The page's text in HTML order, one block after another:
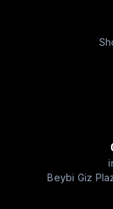
Beybi Giz